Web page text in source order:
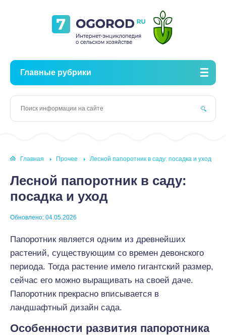
Главные рубрики
Главная Прочее Лесной папоротник в саду: посадка и уход
Лесной папоротник в саду:
посадка и уход
Обновлено: 04.05.2026
Папоротник является одним из древнейших
растений, существующим со времен девонского
периода. Тогда растение имело гигантский размер,
сейчас его можно выращивать на своей даче.
Папоротник прекрасно вписывается в
ландшафтный дизайн сада.
Особенности развития папоротника